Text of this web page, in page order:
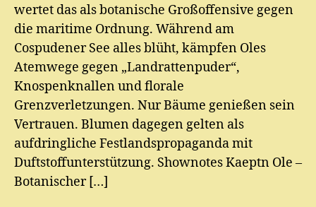
wertet das als botanische Großoffensive gegen
die maritime Ordnung. Während am
Cospudener See alles blüht, kämpfen Oles
Atemwege gegen „Landrattenpuder“,
Knospenknallen und florale
Grenzverletzungen. Nur Bäume genießen sein
Vertrauen. Blumen dagegen gelten als
aufdringliche Festlandspropaganda mit
Duftstoffunterstützung. Shownotes Kaeptn Ole –
Botanischer […]